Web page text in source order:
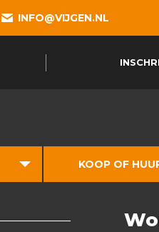
INFO@VIJGEN.NL
KOOP OF